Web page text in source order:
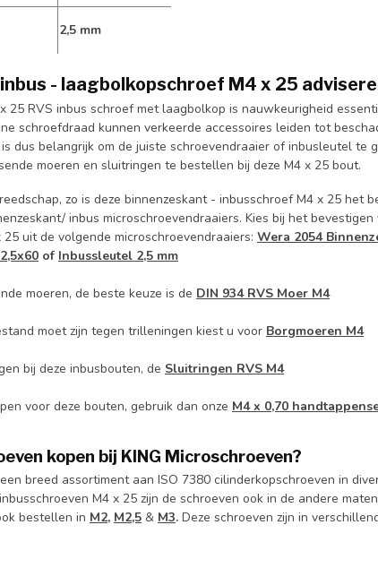
2,5 mm
- laagbolkopschroef M4 x 25
25 RVS inbus schroef met laagbolkop is nauwkeurigheid
schroefdraad kunnen verkeerde accessoires leiden tot
dus belangrijk om de juiste schroevendraaier of inbusleutel te
moeren en sluitringen te bestellen bij deze M4 x 25 bout.
zo is deze binnenzeskant - inbusschroef M4 x 25 het
inbus microschroevendraaiers. Kies bij het bevestigen
uit de volgende microschroevendraaiers: Wera 2054
of Inbussleutel 2,5 mm
moeren, de beste keuze is de DIN 934 RVS Moer M4
moet zijn tegen trilleningen kiest u voor Borgmoeren M4
bij deze inbusbouten, de Sluitringen RVS M4
voor deze bouten, gebruik dan onze M4 x 0,70
kopen bij KING Microschroeven?
breed assortiment aan ISO 7380 cilinderkopschroeven in
M4 x 25 zijn de schroeven ook in de andere
bestellen in M2, M2,5 & M3. Deze schroeven zijn in